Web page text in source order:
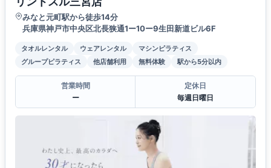
みなと元町駅から徒歩14分
兵庫県神戸市中央区北長狭通1ー10ー9生田新道ビル6F
タオルレンタル ウェアレンタル
マシンピラティス
グループピラティス
他店舗利用 無料体験 駅から5分以内
営業時間
ー
定休日
毎週日曜日